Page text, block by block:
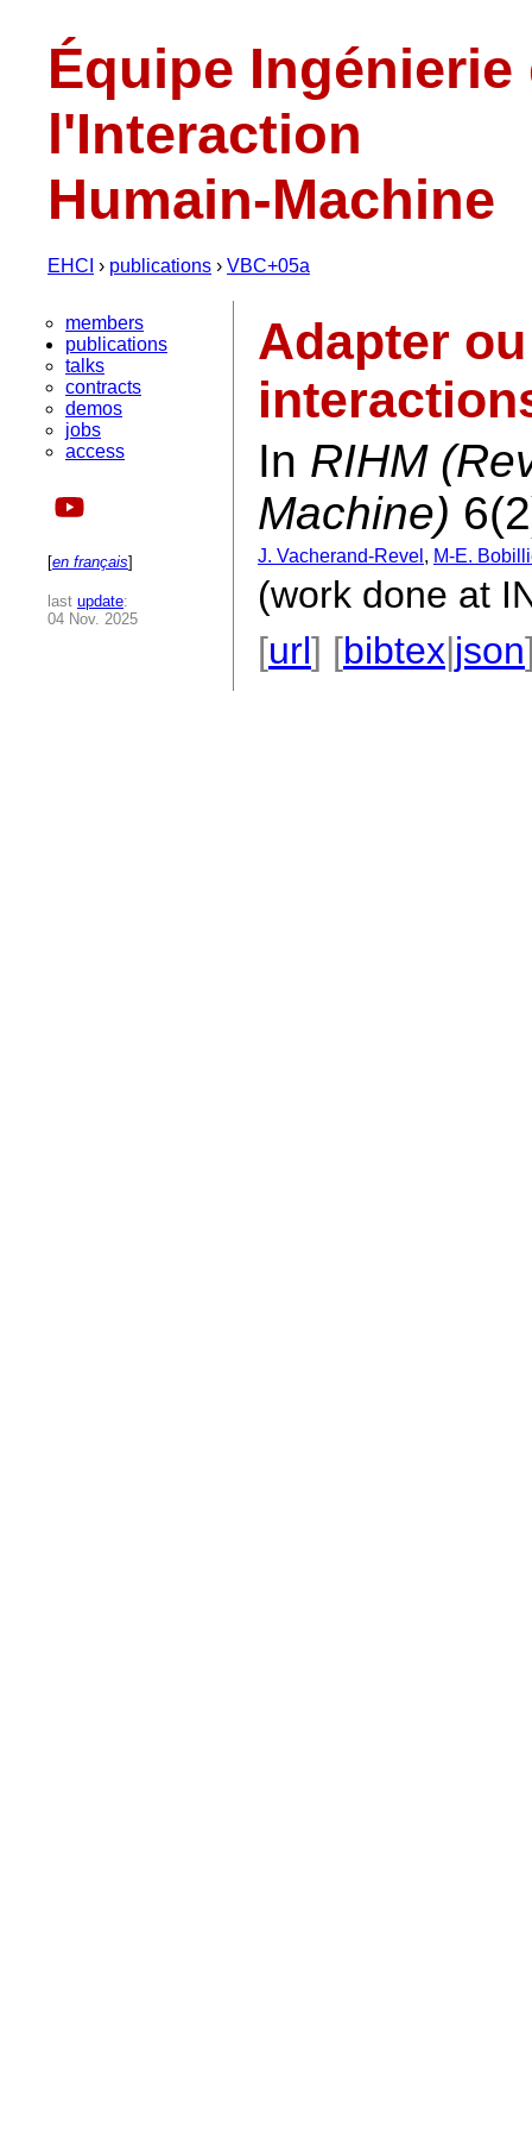
Équipe Ingénierie
l'Interaction
Humain-Machine
EHCI › publications › VBC+05a
members
publications
talks
contracts
demos
jobs
access
[en français]
last update:
04 Nov. 2025
Adapter
In RIHM
Machine)
J. Vacherand-Revel , M-E.
(work done at
[url] [bibtex|json